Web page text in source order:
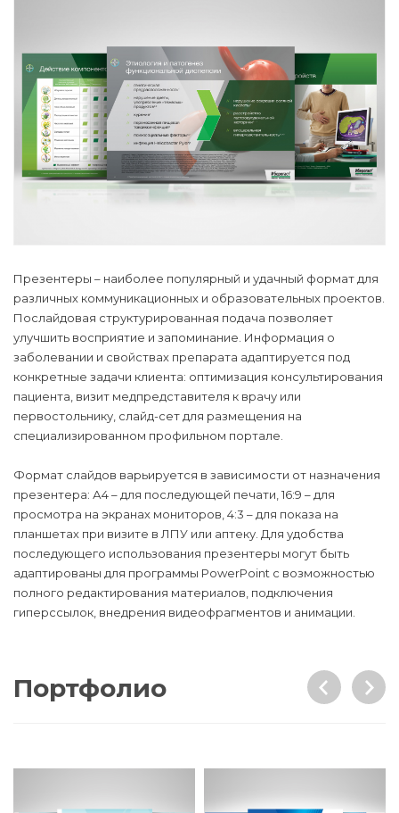
Презентеры – наиболее популярный и удачный формат для
различных коммуникационных и образовательных проектов.
Послайдовая структурированная подача позволяет
улучшить восприятие и запоминание. Информация о
заболевании и свойствах препарата адаптируется под
конкретные задачи клиента: оптимизация консультирования
пациента, визит медпредставителя к врачу или
первостольнику, слайд-сет для размещения на
специализированном профильном портале.
Формат слайдов варьируется в зависимости от назначения
презентера: А4 – для последующей печати, 16:9 – для
просмотра на экранах мониторов, 4:3 – для показа на
планшетах при визите в ЛПУ или аптеку. Для удобства
последующего использования презентеры могут быть
адаптированы для программы PowerPoint с возможностью
полного редактирования материалов, подключения
гиперссылок, внедрения видеофрагментов и анимации.
Портфолио